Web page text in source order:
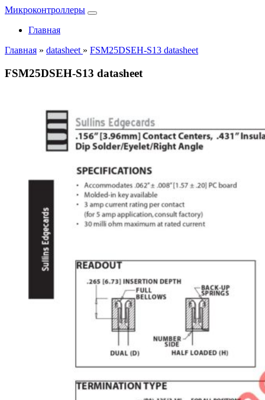
Микроконтроллеры
Главная
Главная » datasheet » FSM25DSEH-S13 datasheet
FSM25DSEH-S13 datasheet